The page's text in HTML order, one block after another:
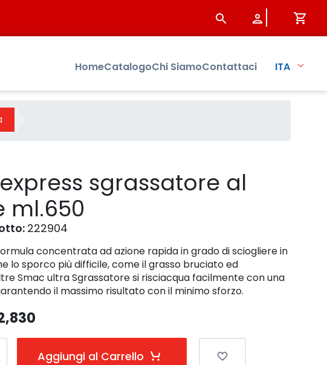
- Sistersbo
HomeCatalogoChi SiamoContattaci ITA
sgrassatore al
ml.650
222904
concentrata ad azione rapida in grado di sciogliere in
lo sporco più difficile, come il grasso bruciato ed
Smac ultra Sgrassatore si risciacqua facilmente con una
il massimo risultato con il minimo sforzo.
Aggiungi al Carrello